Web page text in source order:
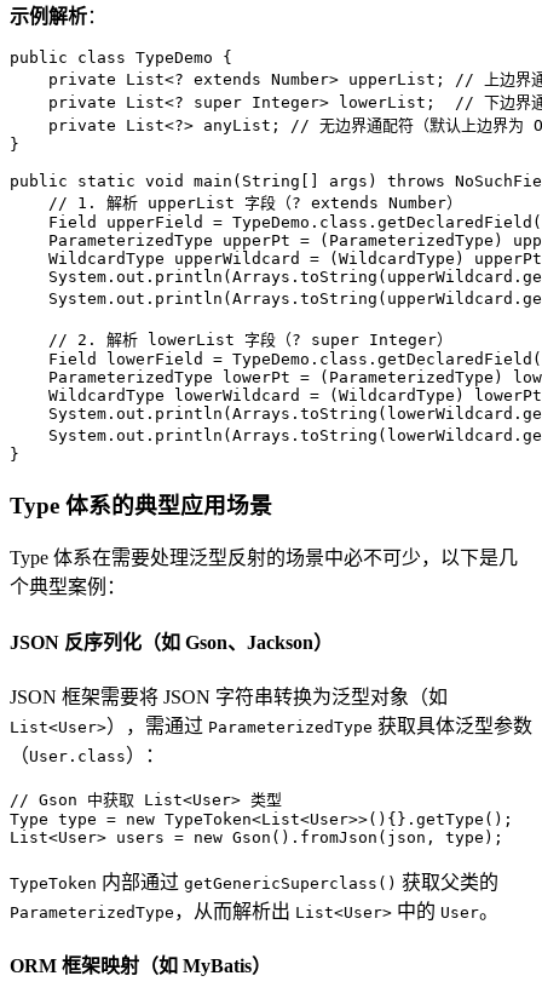
示例解析：
public class TypeDemo {
private List<? extends Number> upperList;
// 上边界
private List<? super Integer> lowerList;
// 下边界
private List<?> anyList;
// 无边界通配符（默认上边界为
}
public
static void main (String[] args) throws
// 1. 解析 upperList 字段（? extends Number）
Field
upperField = TypeDemo.class.getDeclaredField(
ParameterizedType
upperPt = (ParameterizedType)
WildcardType
upperWildcard = (WildcardType)
// 2. 解析 lowerList 字段（? super Integer）
Field
lowerField = TypeDemo.class.getDeclaredField(
ParameterizedType
lowerPt = (ParameterizedType)
WildcardType
lowerWildcard = (WildcardType)
}
Type 体系的典型应用场景
Type 体系在需要处理泛型反射的场景中必不可少，以下是几
个典型案例：
JSON 反序列化（如 Gson、Jackson）
JSON 框架需要将 JSON 字符串转换为泛型对象（如
List<User>），需通过 ParameterizedType 获取具体泛型参数
（User.class）：
// Gson 中获取 List<User> 类型
Type type = new TypeToken<List<User>>(){}.getType();
List<User> users = new Gson ().fromJson(json, type);
TypeToken 内部通过 getGenericSuperclass() 获取父类的
ParameterizedType ，从而解析出 List<User> 中的 User。
ORM 框架映射（如 MyBatis）